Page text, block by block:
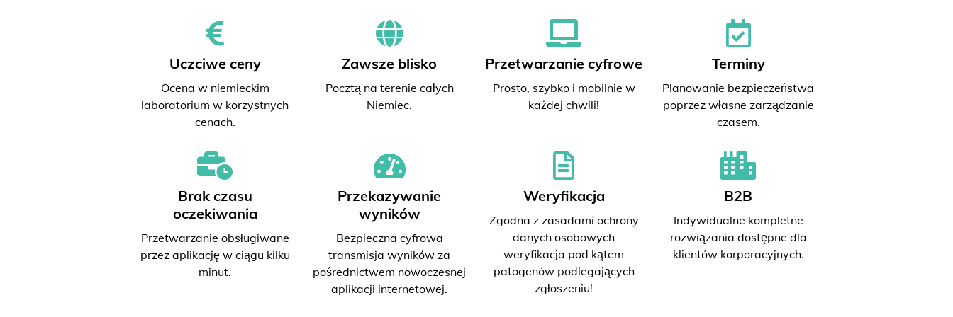
Uczciwe ceny
Ocena w niemieckim
laboratorium w korzystnych
cenach.
Zawsze blisko
Pocztą na terenie całych
Niemiec.
Przetwarzanie cyfrowe
Prosto, szybko i mobilnie w
każdej chwili!
Terminy
Planowanie bezpieczeństwa
poprzez własne zarządzanie
czasem.
Brak czasu
oczekiwania
Przetwarzanie obsługiwane
przez aplikację w ciągu kilku
minut.
Przekazywanie
wyników
Bezpieczna cyfrowa
transmisja wyników za
pośrednictwem nowoczesnej
aplikacji internetowej.
Weryfikacja
Zgodna z zasadami ochrony
danych osobowych
weryfikacja pod kątem
patogenów podlegających
zgłoszeniu!
B2B
Indywidualne kompletne
rozwiązania dostępne dla
klientów korporacyjnych.